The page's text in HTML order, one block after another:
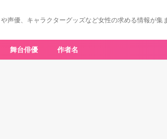
声優、キャラクターグッズなど女性の求める情報が集
舞台俳優 作者名